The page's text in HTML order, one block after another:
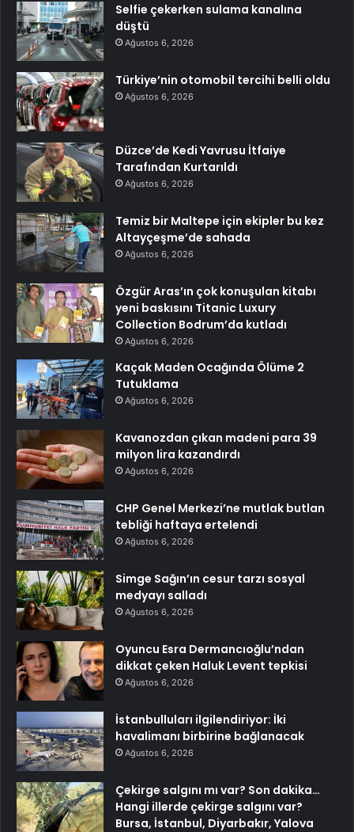
Selfie çekerken sulama kanalına
düştü
Ağustos 6, 2026
Türkiye’nin otomobil tercihi belli oldu
Ağustos 6, 2026
Düzce’de Kedi Yavrusu İtfaiye
Tarafından Kurtarıldı
Ağustos 6, 2026
Temiz bir Maltepe için ekipler bu kez
Altayçeşme’de sahada
Ağustos 6, 2026
Özgür Aras’ın çok konuşulan kitabı
yeni baskısını Titanic Luxury
Collection Bodrum’da kutladı
Ağustos 6, 2026
Kaçak Maden Ocağında Ölüme 2
Tutuklama
Ağustos 6, 2026
Kavanozdan çıkan madeni para 39
milyon lira kazandırdı
Ağustos 6, 2026
CHP Genel Merkezi’ne mutlak butlan
tebliği haftaya ertelendi
Ağustos 6, 2026
Simge Sağın’ın cesur tarzı sosyal
medyayı salladı
Ağustos 6, 2026
Oyuncu Esra Dermancıoğlu’ndan
dikkat çeken Haluk Levent tepkisi
Ağustos 6, 2026
İstanbulluları ilgilendiriyor: İki
havalimanı birbirine bağlanacak
Ağustos 6, 2026
Çekirge salgını mı var? Son dakika…
Hangi illerde çekirge salgını var?
Bursa, İstanbul, Diyarbakır, Yalova